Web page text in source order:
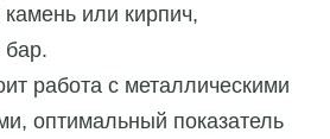
или кирпич,
бар.
работа с металлическими
оптимальный показатель